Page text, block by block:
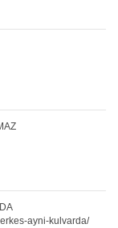
ayni-kulvarda/